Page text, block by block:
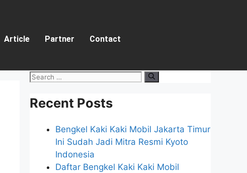
Article Partner Contact
Recent Posts
Bengkel Kaki Kaki Mobil Jakarta Timur
Ini Sudah Jadi Mitra Resmi Kyoto
Indonesia
Daftar Bengkel Kaki Kaki Mobil